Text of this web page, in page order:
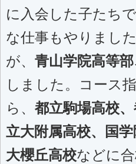
に入会した子たち
な仕事もやりまし
が、 青山学院高等
しました。コース
ら、 都立駒場高校
立大附属高校、国
大櫻丘高校などに合